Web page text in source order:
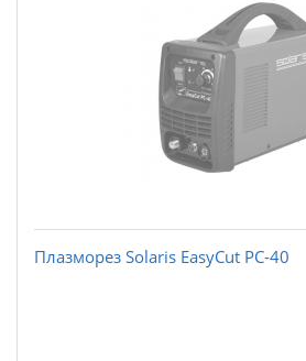
Плазморез Solaris EasyCut PC-40